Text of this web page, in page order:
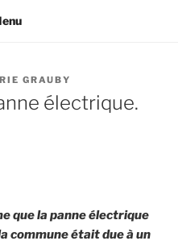
GRAUBY
électrique.
que la panne électrique
commune était due à un